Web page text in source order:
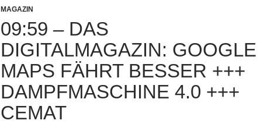
MAGAZIN
09:59 – DAS
DIGITALMAGAZIN: GOOGLE
MAPS FÄHRT BESSER +++
DAMPFMASCHINE 4.0 +++
CEMAT